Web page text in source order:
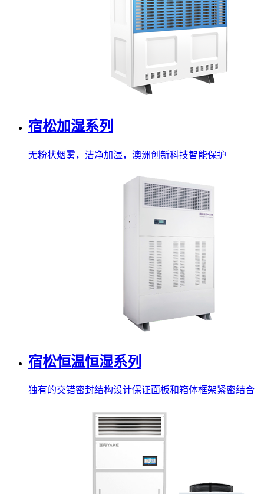
宿松加湿系列
无粉状烟雾，洁净加湿，澳洲创新科技智能保护
宿松恒温恒湿系列
独有的交错密封结构设计保证面板和箱体框架紧密结合